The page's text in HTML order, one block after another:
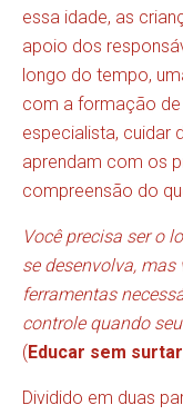
essa idade, as
apoio dos
longo do tempo,
com a formação de
especialista, cuidar
aprendam com os
compreensão do
Você precisa ser o
se desenvolva,
ferramentas
controle quando
(Educar sem surtar
Dividido em duas